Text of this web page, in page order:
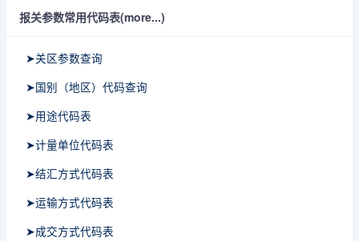
报关参数常用代码表(more...)
➤关区参数查询
➤国别（地区）代码查询
➤用途代码表
➤计量单位代码表
➤结汇方式代码表
➤运输方式代码表
➤成交方式代码表